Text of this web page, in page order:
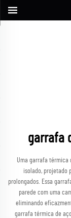
garrafa
Uma garrafa térmica
isolado, projetado
prolongados. Essa
parede com uma
eliminando
garrafa térmica de